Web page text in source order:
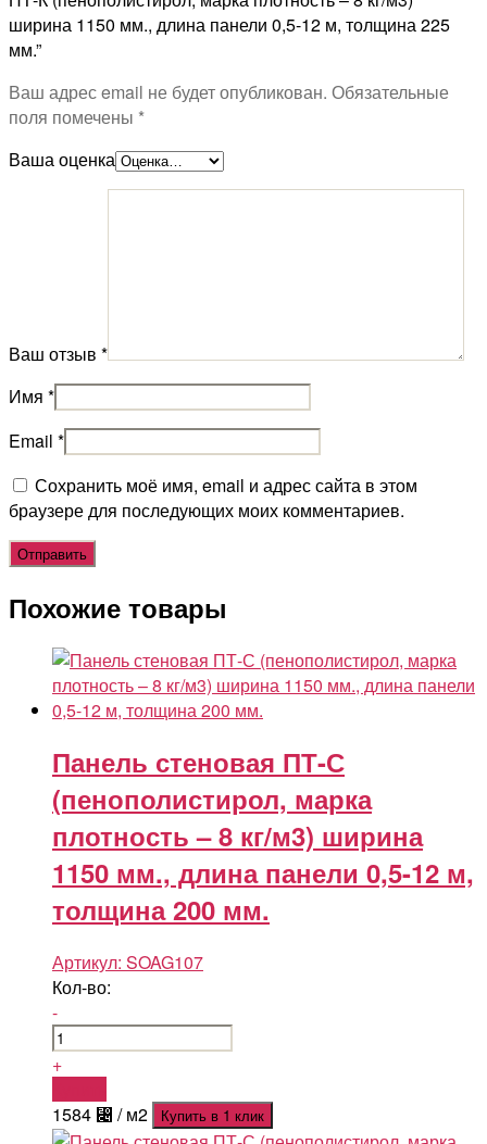
ширина 1150 мм., длина панели 0,5-12 м, толщина 225
мм.”
Ваш адрес email не будет опубликован. Обязательные
поля помечены *
Ваша оценка
Ваш отзыв *
Имя *
Email *
Сохранить моё имя, email и адрес сайта в этом
браузере для последующих моих комментариев.
Похожие товары
Панель стеновая ПТ-С
(пенополистирол, марка
плотность – 8 кг/м3) ширина
1150 мм., длина панели 0,5-12 м,
толщина 200 мм.
Артикул: SOAG107
Кол-во:
-
+
1584 ⃄ / м2 Купить в 1 клик